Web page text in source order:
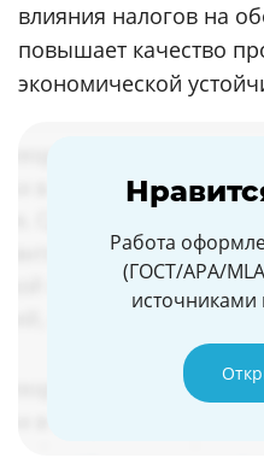
влияния налогов на
повышает качество
экономической
Работа
(ГОСТ/APA/
источниками